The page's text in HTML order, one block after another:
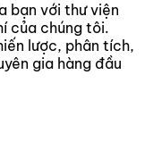
bạn với thư viện
của chúng tôi.
lược, phân tích,
gia hàng đầu